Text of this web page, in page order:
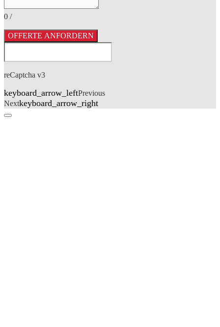
0 /
OFFERTE ANFORDERN
reCaptcha v3
keyboard_arrow_leftPrevious
Nextkeyboard_arrow_right